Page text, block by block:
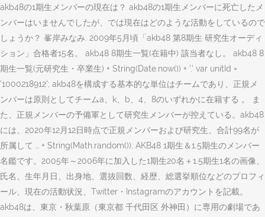
akb48の1期生メンバーの現在は？ akb48の1期生メンバーに死亡したメ
ンバーはいませんでしたが、では現在はどのような活動をしているので
しょうか？ 峯岸みなみ. 2009年5月頃「akb48 第8期生 研究生オーディ
ション」合格者15名。 akb48 8期生一覧(在籍中) 該当者なし。 akb48 8
期生一覧(元研究生・卒業生) + String(Date.now()) + '.' var unitId =
'1000218912'; akb48を構成する基本的な単位はチームであり、正規メ
ンバーは原則としてチームa、k、b、4、8のいずれかに在籍する 。 ま
た、正規メンバーの予備軍として研究生メンバーが控えている。akb48
には、2020年12月12日時点で正規メンバーおよび研究生、合計99名が
所属して … + String(Math.random()); AKB48 1期生＆1.5期生のメンバー
名鑑です。2005年～2006年に加入した1期生20名＋1.5期生1名の画像、
氏名、生年月日、出身地、選抜回数、経歴、総選挙順位などのプロフィ
ール、現在の活動状況、Twitter・Instagramのアカウントを記載。
akb48は、東京・秋葉原（東京都 千代田区 外神田）に専用の劇場であ